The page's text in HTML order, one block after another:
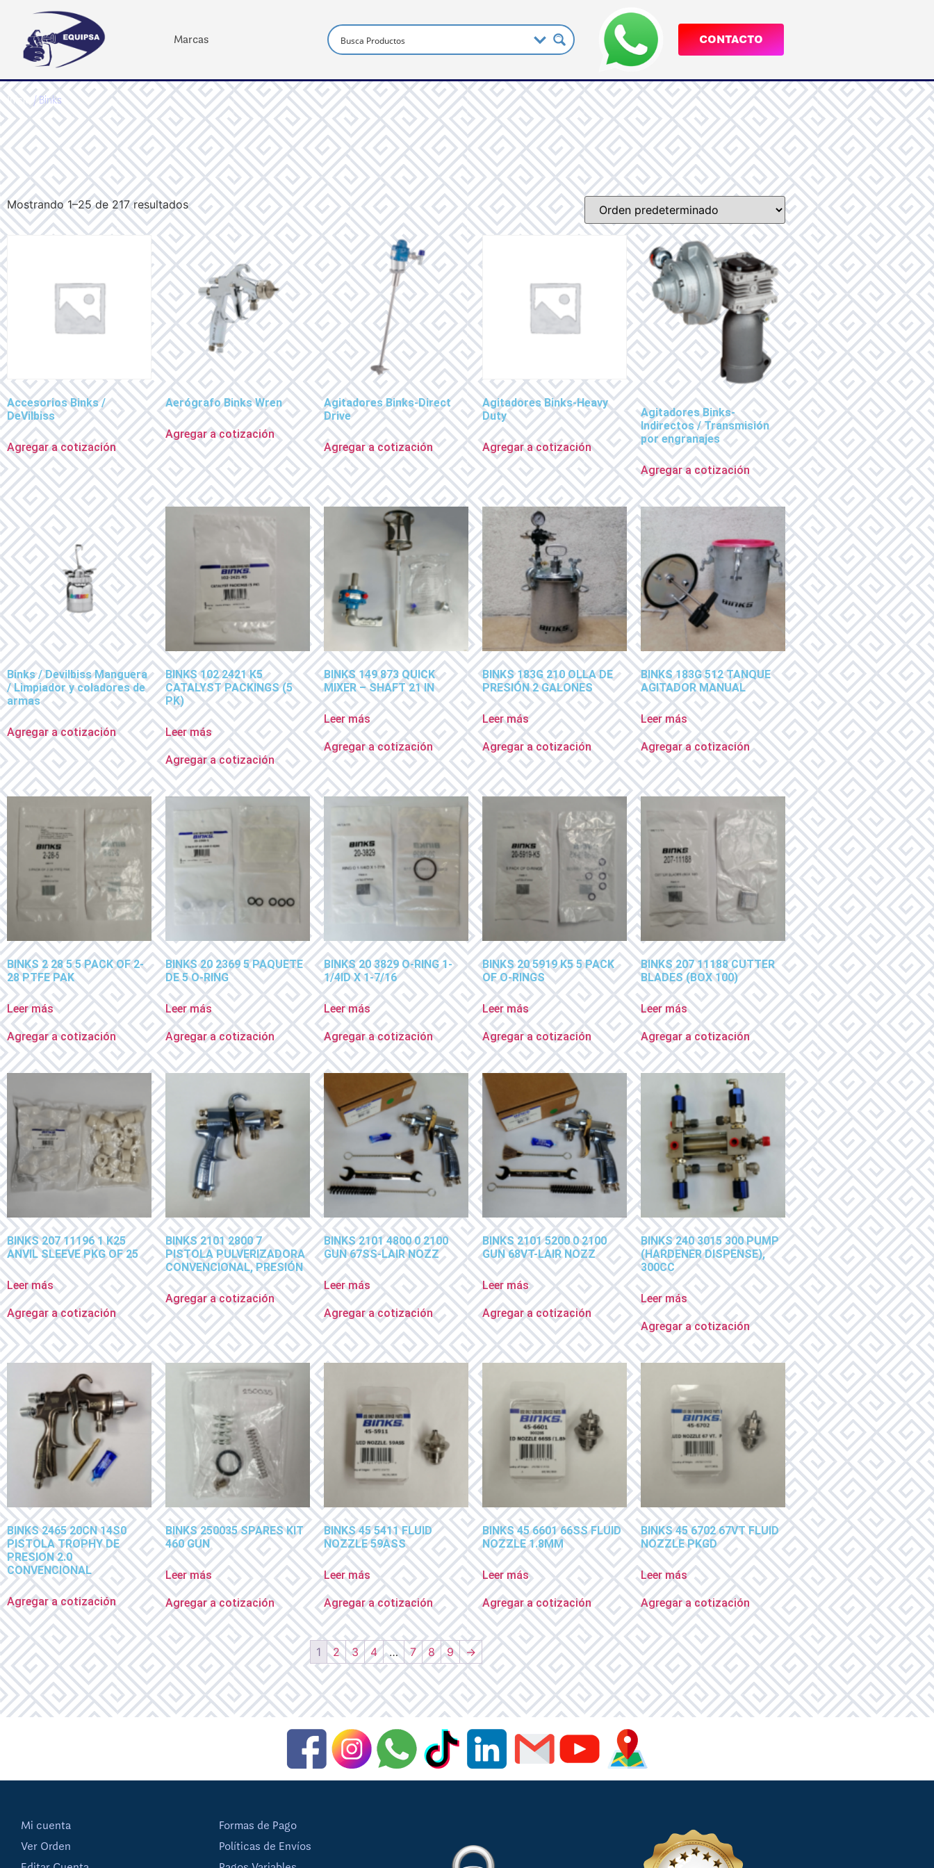
Marcas CONTACTO
Inicio/ Binks
Mostrando 1–25 de 217 resultados
Accesorios Binks /
DeVilbiss
Agregar a cotización
Aerógrafo Binks Wren
Agregar a cotización
Agitadores Binks-Direct
Drive
Agregar a cotización
Agitadores Binks-Heavy
Duty
Agregar a cotización
Agitadores Binks-
Indirectos / Transmisión
por engranajes
Agregar a cotización
Binks / Devilbiss Manguera
/ Limpiador y coladores de
armas
Agregar a cotización
BINKS 102 2421 K5
CATALYST PACKINGS (5
PK)
Leer más
Agregar a cotización
BINKS 149 873 QUICK
MIXER – SHAFT 21 IN
Leer más
Agregar a cotización
BINKS 183G 210 OLLA DE
PRESIÓN 2 GALONES
Leer más
Agregar a cotización
BINKS 183G 512 TANQUE
AGITADOR MANUAL
Leer más
Agregar a cotización
BINKS 2 28 5 5 PACK OF 2-
28 PTFE PAK
Leer más
Agregar a cotización
BINKS 20 2369 5 PAQUETE
DE 5 O-RING
Leer más
Agregar a cotización
BINKS 20 3829 O-RING 1-
1/4ID X 1-7/16
Leer más
Agregar a cotización
BINKS 20 5919 K5 5 PACK
OF O-RINGS
Leer más
Agregar a cotización
BINKS 207 11188 CUTTER
BLADES (BOX 100)
Leer más
Agregar a cotización
BINKS 207 11196 1 K25
ANVIL SLEEVE PKG OF 25
Leer más
Agregar a cotización
BINKS 2101 2800 7
PISTOLA PULVERIZADORA
CONVENCIONAL, PRESIÓN
Agregar a cotización
BINKS 2101 4800 0 2100
GUN 67SS-LAIR NOZZ
Leer más
Agregar a cotización
BINKS 2101 5200 0 2100
GUN 68VT-LAIR NOZZ
Leer más
Agregar a cotización
BINKS 240 3015 300 PUMP
(HARDENER DISPENSE),
300CC
Leer más
Agregar a cotización
BINKS 2465 20CN 14S0
PISTOLA TROPHY DE
PRESION 2.0
CONVENCIONAL
Agregar a cotización
BINKS 250035 SPARES KIT
460 GUN
Leer más
Agregar a cotización
BINKS 45 5411 FLUID
NOZZLE 59ASS
Leer más
Agregar a cotización
BINKS 45 6601 66SS FLUID
NOZZLE 1.8MM
Leer más
Agregar a cotización
BINKS 45 6702 67VT FLUID
NOZZLE PKGD
Leer más
Agregar a cotización
1 2 3 4 … 7 8 9 →
Mi cuenta
Ver Orden
Formas de Pago
Políticas de Envíos